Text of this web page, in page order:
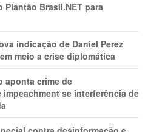
Brasil.NET para
indicação de Daniel Perez
meio a crise diplomática
aponta crime de
se interferência de